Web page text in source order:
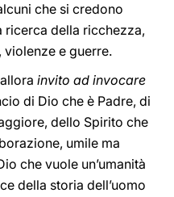
che si credono
ricerca della ricchezza,
violenze e guerre.
invito ad invocare
di Dio che è Padre, di
dello Spirito che
umile ma
che vuole un’umanità
della storia dell’uomo